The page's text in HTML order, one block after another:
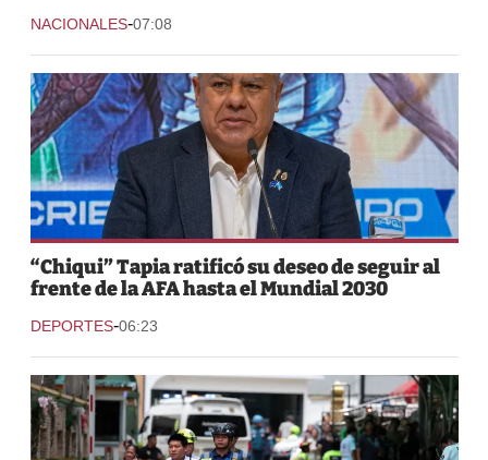
NACIONALES-07:08
“Chiqui” Tapia ratificó su deseo de seguir al
frente de la AFA hasta el Mundial 2030
DEPORTES-06:23